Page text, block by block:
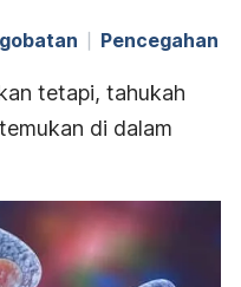
Pencegahan
tetapi, tahukah
di dalam